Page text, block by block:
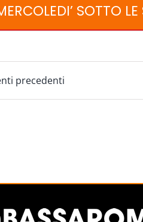
SOTTO LE
precedenti